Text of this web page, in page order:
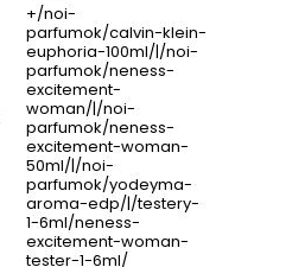
+/noi-
parfumok/calvin-klein-
euphoria-100ml/|/noi-
parfumok/neness-
excitement-
woman/|/noi-
parfumok/neness-
excitement-woman-
50ml/|/noi-
parfumok/yodeyma-
aroma-edp/|/testery-
1-6ml/neness-
excitement-woman-
tester-1-6ml/